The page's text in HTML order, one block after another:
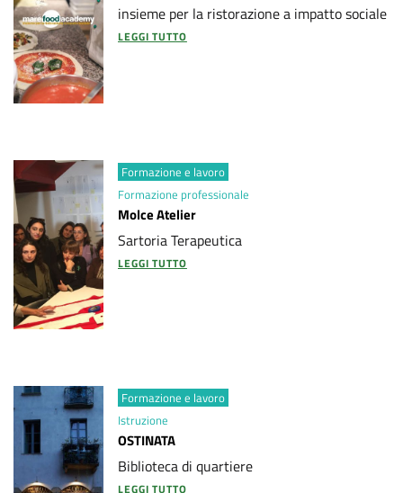
insieme per la ristorazione a impatto sociale
LEGGI TUTTO
Formazione e lavoro
Formazione professionale
Molce Atelier
Sartoria Terapeutica
LEGGI TUTTO
Formazione e lavoro
Istruzione
OSTINATA
Biblioteca di quartiere
LEGGI TUTTO